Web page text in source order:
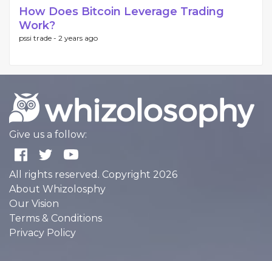
How Does Bitcoin Leverage Trading
Work?
pssi trade - 2 years ago
Give us a follow:
All rights reserved. Copyright 2026
About Whizolosphy
Our Vision
Terms & Conditions
Privacy Policy